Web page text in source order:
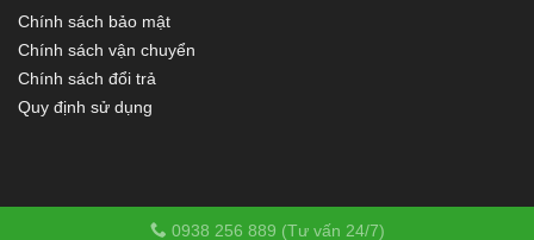
Chính sách bảo mật
Chính sách vận chuyển
Chính sách đổi trả
Quy định sử dụng
0938 256 889 (Tư vấn 24/7)